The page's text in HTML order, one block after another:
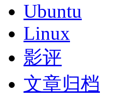
Ubuntu
Linux
影评
文章归档